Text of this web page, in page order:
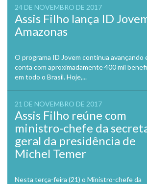
24 DE NOVEMBRO DE 2017
Assis Filho lança ID
Amazonas
O programa ID Jovem continua avançando
conta com aproximadamente 400 mil
em todo o Brasil. Hoje,...
21 DE NOVEMBRO DE 2017
Assis Filho reúne com
ministro-chefe da
geral da presidência de
Michel Temer
Nesta terça-feira (21) o Ministro-chefe da